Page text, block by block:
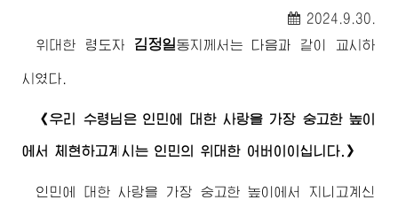
2024.9.30.
위대한
령도자 김정일동지께서 는 다음과 같이 교시하
시였다.
《우리 수령님 은 인민에 대한 사랑을 가장 숭고한 높이
에서 체현하고계시는 인민의 위대한 어버이 이십니다.》
인민에 대한 사랑을 가장 숭고한 높이에서 지니고계신